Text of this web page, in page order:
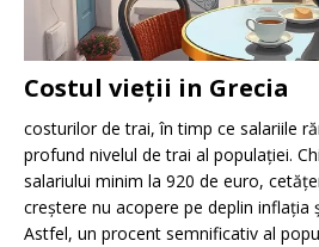
Costul vieții in Grecia
costurilor de trai, în timp ce salariile
profund nivelul de trai al populației.
salariului minim la 920 de euro,
creștere nu acopere pe deplin inflația
Astfel, un procent semnificativ al